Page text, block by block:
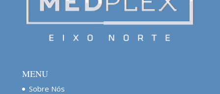
MENU
Sobre Nós